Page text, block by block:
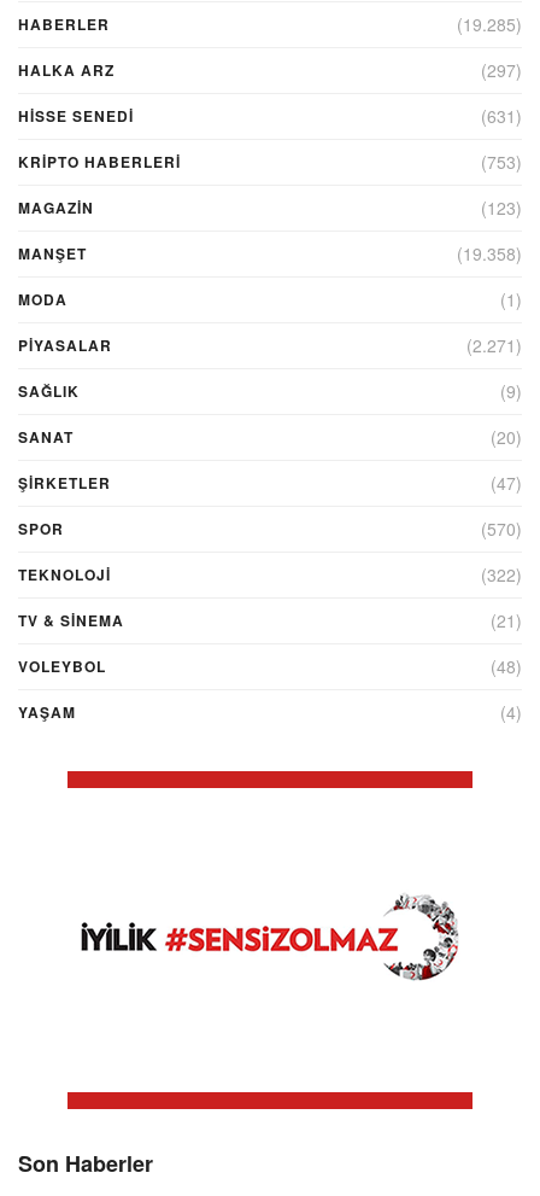
HABERLER (19.285)
HALKA ARZ (297)
HİSSE SENEDİ (631)
KRIPTO HABERLERI (753)
MAGAZİN (123)
MANŞET (19.358)
MODA (1)
PİYASALAR (2.271)
SAĞLIK (9)
SANAT (20)
ŞIRKETLER (47)
SPOR (570)
TEKNOLOJİ (322)
TV & SINEMA (21)
VOLEYBOL (48)
YAŞAM (4)
Son Haberler